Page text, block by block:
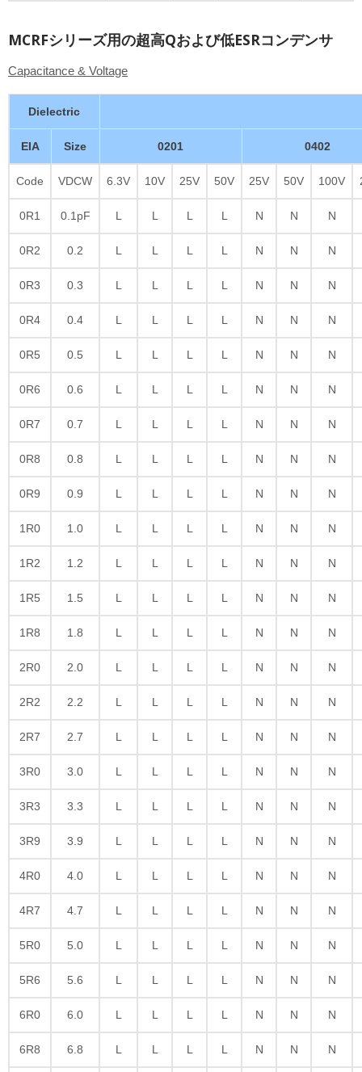
MCRFシリーズ用の超高Qおよび低ESRコンデンサ
Capacitance & Voltage
Dielectric
EIA Size 0201 0402
Code VDCW 6.3V 10V 25V 50V 25V 50V 100V
0R1 0.1pF L L L L N N N
0R2 0.2 L L L L N N N
0R3 0.3 L L L L N N N
0R4 0.4 L L L L N N N
0R5 0.5 L L L L N N N
0R6 0.6 L L L L N N N
0R7 0.7 L L L L N N N
0R8 0.8 L L L L N N N
0R9 0.9 L L L L N N N
1R0 1.0 L L L L N N N
1R2 1.2 L L L L N N N
1R5 1.5 L L L L N N N
1R8 1.8 L L L L N N N
2R0 2.0 L L L L N N N
2R2 2.2 L L L L N N N
2R7 2.7 L L L L N N N
3R0 3.0 L L L L N N N
3R3 3.3 L L L L N N N
3R9 3.9 L L L L N N N
4R0 4.0 L L L L N N N
4R7 4.7 L L L L N N N
5R0 5.0 L L L L N N N
5R6 5.6 L L L L N N N
6R0 6.0 L L L L N N N
6R8 6.8 L L L L N N N